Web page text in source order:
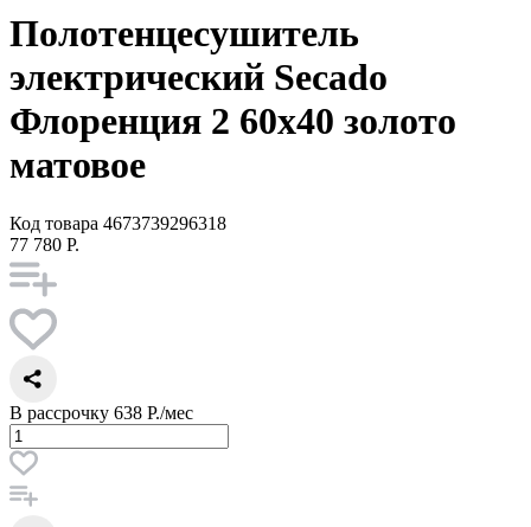
Полотенцесушитель
электрический Secado
Флоренция 2 60x40 золото
матовое
Код товара 4673739296318
77 780 Р.
В рассрочку 638 Р./мес